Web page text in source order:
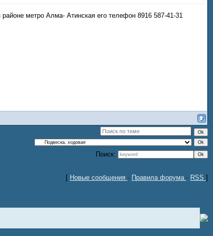
метро Алма- Атинская его телефон 8916 587-41-31
Поиск:
[ Новые сообщения · Правила форума · RSS ]